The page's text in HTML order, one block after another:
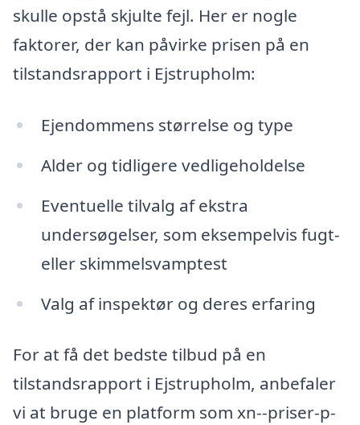
skulle opstå skjulte fejl. Her er nogle
faktorer, der kan påvirke prisen på en
tilstandsrapport i Ejstrupholm:
Ejendommens størrelse og type
Alder og tidligere vedligeholdelse
Eventuelle tilvalg af ekstra
undersøgelser, som eksempelvis fugt-
eller skimmelsvamptest
Valg af inspektør og deres erfaring
For at få det bedste tilbud på en
tilstandsrapport i Ejstrupholm, anbefaler
vi at bruge en platform som xn--priser-p-